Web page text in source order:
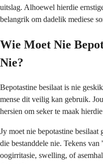
uitslag. Alhoewel hierdie
belangrik om dadelik mediese
Wie Moet Nie
Nie?
Bepotastine besilaat is nie
mense dit veilig kan gebruik.
hersien om seker te maak
Jy moet nie bepotastine
die bestanddele nie. Tekens
oogirritasie, swelling, of